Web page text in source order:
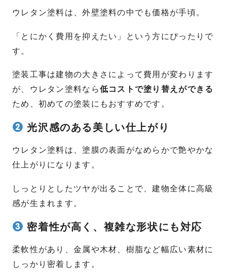
ウレタン塗料は、外壁塗料の中でも価格が手頃。
「とにかく費用を抑えたい」という方にぴったりで
す。
塗装工事は建物の大きさによって費用が変わります
が、ウレタン塗料なら低コストで塗り替えができる
ため、初めての塗装にもおすすめです。
光沢感のある美しい仕上がり
ウレタン塗料は、塗膜の表面がなめらかで艶やかな
仕上がりになります。
しっとりとしたツヤが出ることで、建物全体に高級
感が生まれます。
密着性が高く、複雑な形状にも対応
柔軟性があり、金属や木材、樹脂など幅広い素材に
しっかり密着します。